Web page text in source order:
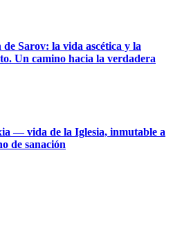
Sarov: la vida ascética y la
Un camino hacia la verdadera
— vida de la Iglesia, inmutable a
de sanación